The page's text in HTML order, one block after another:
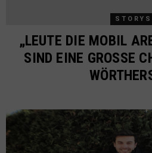
STORYS
„LEUTE DIE MOBIL
SIND EINE GROSSE